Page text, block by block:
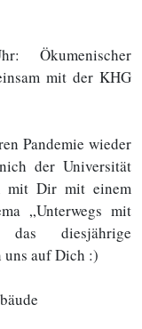
Ökumenischer
mit der KHG
Pandemie wieder
der Universität
mit Dir mit einem
„Unterwegs mit
diesjährige
uns auf Dich :)